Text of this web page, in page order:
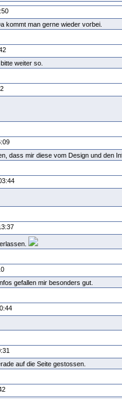
kommt man gerne wieder vorbei.
weiter so.
dass mir diese vom Design und den
gefallen mir besonders gut.
auf die Seite gestossen.